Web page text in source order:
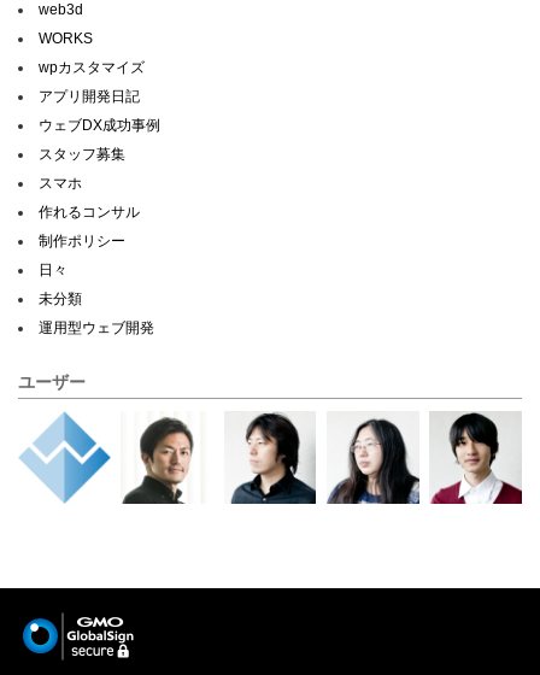
web3d
WORKS
wpカスタマイズ
アプリ開発日記
ウェブDX成功事例
スタッフ募集
スマホ
作れるコンサル
制作ポリシー
日々
未分類
運用型ウェブ開発
ユーザー